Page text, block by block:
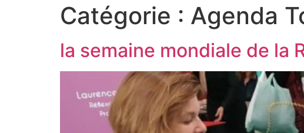
Catégorie : Agenda
la semaine mondiale de la